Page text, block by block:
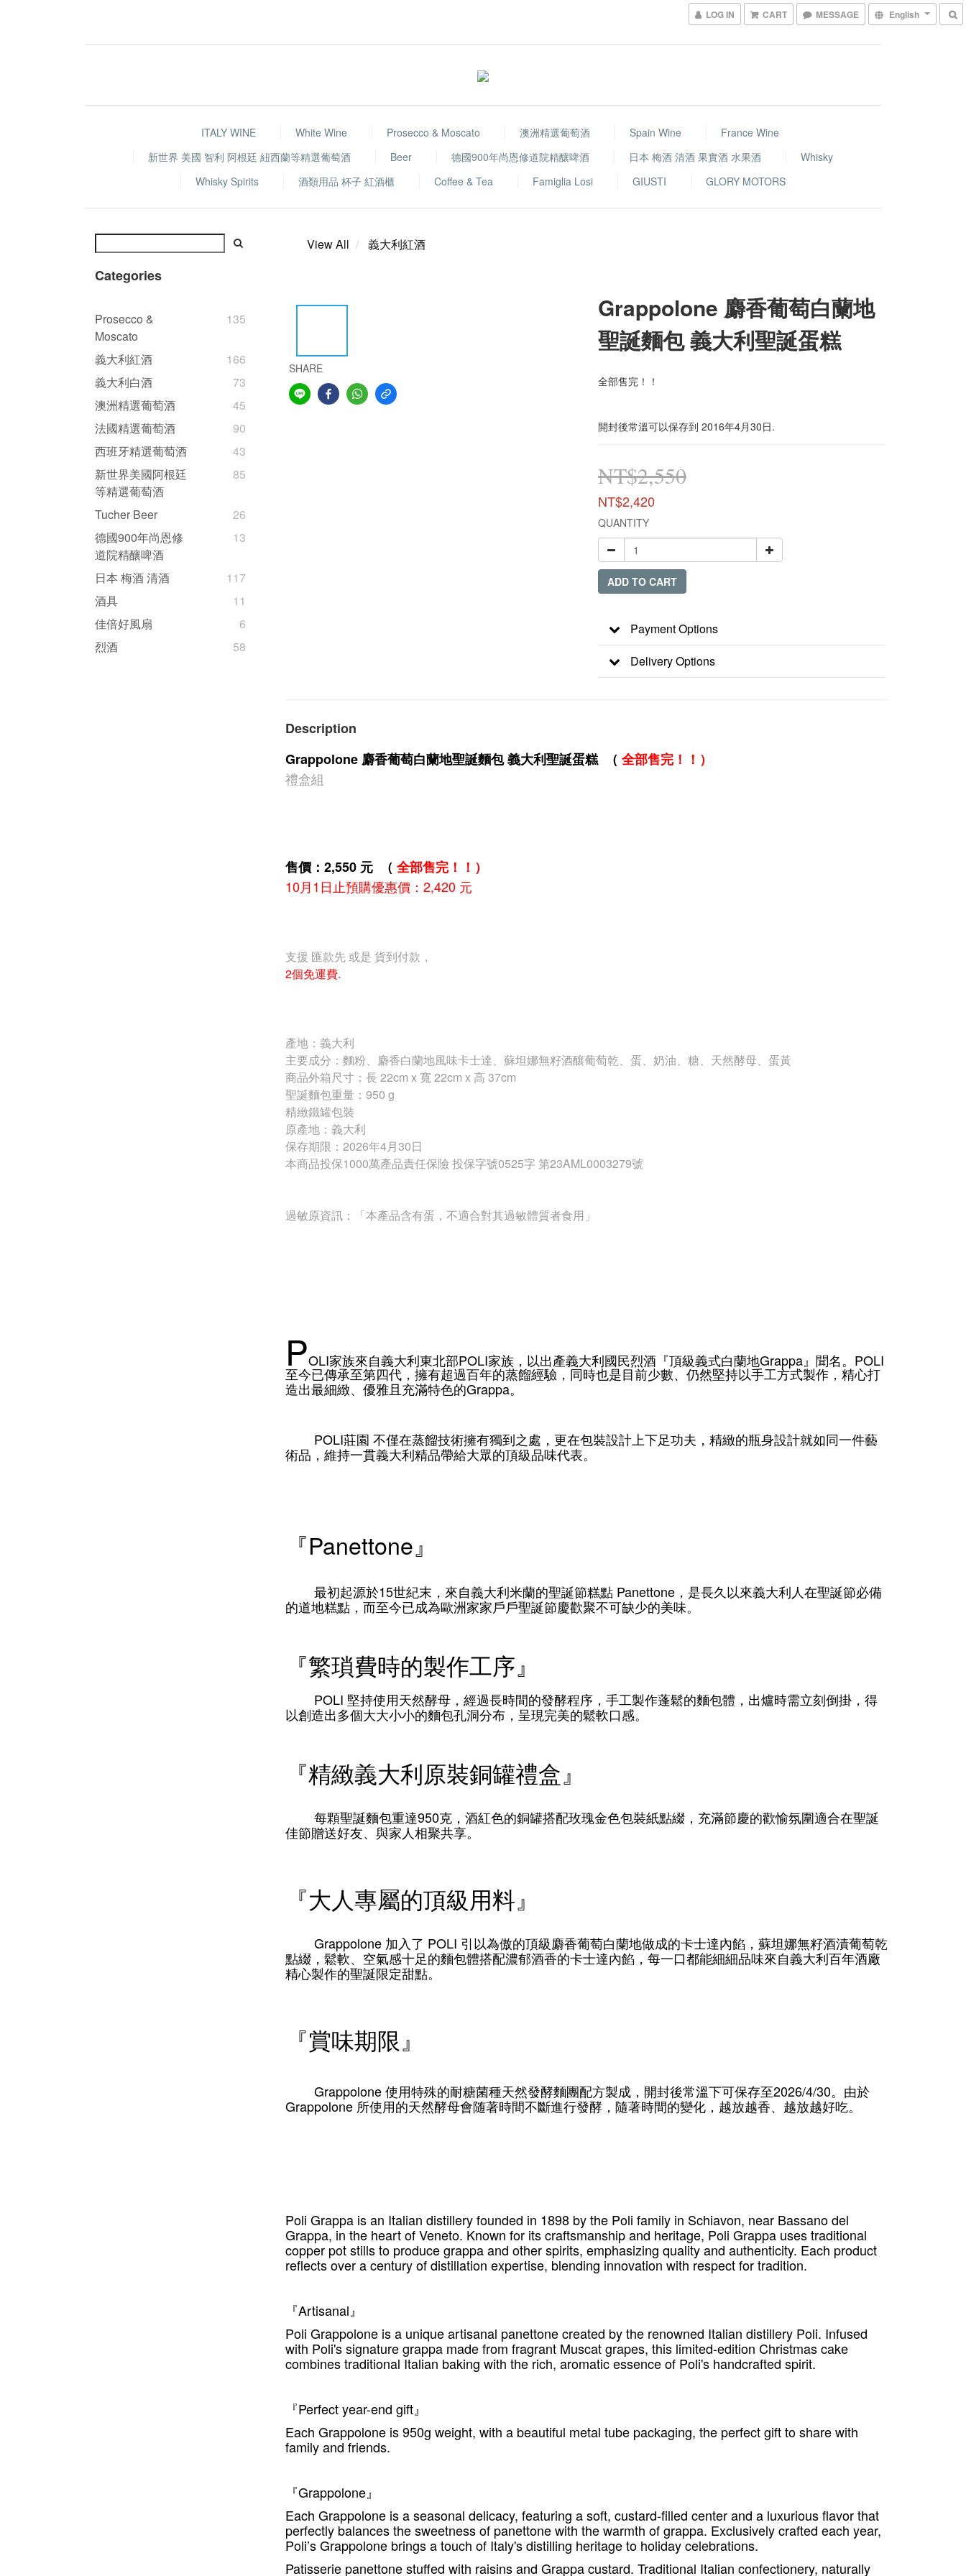
LOG IN CART MESSAGE English
ITALY WINE White Wine Prosecco & Moscato 澳洲精選葡萄酒 Spain Wine
France Wine
新世界 美國 智利 阿根廷 紐西蘭等精選葡萄酒
Beer 德國900年尚恩修道院精釀啤酒 日本 梅酒 清酒 果實酒 水果酒
Whisky
Whisky Spirits
酒類用品 杯子 紅酒櫃 Coffee & Tea Famiglia Losi GIUSTI GLORY MOTORS
Categories
Prosecco &
Moscato
135
義大利紅酒
166
義大利白酒
73
澳洲精選葡萄酒
45
法國精選葡萄酒
90
西班牙精選葡萄酒
43
新世界美國阿根廷
等精選葡萄酒
85
Tucher Beer
26
德國900年尚恩修
道院精釀啤酒
13
日本 梅酒 清酒
117
酒具
11
佳倍好風扇
6
烈酒
58
View All 義大利紅酒
SHARE
Grappolone 麝香葡萄白蘭地
聖誕麵包 義大利聖誕蛋糕
全部售完！！
開封後常溫可以保存到 2016年4月30日.
NT$2,550
NT$2,420
QUANTITY
ADD TO CART
Payment Options
Delivery Options
Description
Grappolone 麝香葡萄白蘭地聖誕麵包 義大利聖誕蛋糕 （ 全部售完！！ ）
禮盒組
售價：2,550 元 （ 全部售完！！ ）
10月1日止預購優惠價：2,420 元
支援 匯款先 或是 貨到付款，
2個免運費.
產地：義大利
主要成分：麵粉、麝香白蘭地風味卡士達、蘇坦娜無籽酒釀葡萄乾、蛋、奶油、糖、天然酵母、蛋黃
商品外箱尺寸：長 22cm x 寬 22cm x 高 37cm
聖誕麵包重量：950 g
精緻鐵罐包裝
原產地：義大利
保存期限：2026年4月30日
本商品投保1000萬產品責任保險 投保字號0525字 第23AML0003279號
過敏原資訊：「本產品含有蛋，不適合對其過敏體質者食用」
POLI家族來自義大利東北部POLI家族，以出產義大利國民烈酒『頂級義式白蘭地Grappa』聞名。 POLI
至今已傳承至第四代，擁有超過百年的蒸餾經驗，同時也是目前少數、仍然堅持以手工方式製作，精心打
造出最細緻、優雅且充滿特色的Grappa。
POLI莊園 不僅在蒸餾技術擁有獨到之處，更在包裝設計上下足功夫，精緻的瓶身設計就如同一件藝
術品，維持一貫義大利精品帶給大眾的頂級品味代表。
『Panettone 』
最初起源於15世紀末，來自義大利米蘭的聖誕節糕點 Panettone ，是長久以來義大利人在聖誕節必備
的道地糕點，而至今已成為歐洲家家戶戶聖誕節慶歡聚不可缺少的美味。
『繁瑣費時的製作工序』
POLI 堅持使用天然酵母，經過長時間的發酵程序，手工製作蓬鬆的麵包體，出爐時需立刻倒掛，得
以創造出多個大大小小的麵包孔洞分布，呈現完美的鬆軟口感。
『精緻義大利原裝銅罐禮盒』
每顆聖誕麵包重達950克，酒紅色的銅罐搭配玫瑰金色包裝紙點綴，充滿節慶的歡愉氛圍適合在聖誕
佳節贈送好友、與家人相聚共享。
『大人專屬的頂級用料』
Grappolone 加入了 POLI 引以為傲的頂級麝香葡萄白蘭地做成的卡士達內餡，蘇坦娜無籽酒漬葡萄乾
點綴，鬆軟、空氣感十足的麵包體搭配濃郁酒香的卡士達內餡，每一口都能細細品味來自義大利百年酒廠
精心製作的聖誕限定甜點。
『賞味期限』
Grappolone 使用特殊的耐糖菌種天然發酵麵團配方製成，開封後常溫下可保存至2026/4/30。由於
Grappolone 所使用的天然酵母會随著時間不斷進行發酵，隨著時間的變化，越放越香、越放越好吃。
Poli Grappa is an Italian distillery founded in 1898 by the Poli family in Schiavon, near Bassano del
Grappa, in the heart of Veneto. Known for its craftsmanship and heritage, Poli Grappa uses traditional
copper pot stills to produce grappa and other spirits, emphasizing quality and authenticity. Each product
reflects over a century of distillation expertise, blending innovation with respect for tradition.
『Artisanal』
Poli Grappolone is a unique artisanal panettone created by the renowned Italian distillery Poli. Infused
with Poli's signature grappa made from fragrant Muscat grapes, this limited-edition Christmas cake
combines traditional Italian baking with the rich, aromatic essence of Poli's handcrafted spirit.
『Perfect year-end gift』
Each Grappolone is 950g weight, with a beautiful metal tube packaging, the perfect gift to share with
family and friends.
『Grappolone』
Each Grappolone is a seasonal delicacy, featuring a soft, custard-filled center and a luxurious flavor that
perfectly balances the sweetness of panettone with the warmth of grappa. Exclusively crafted each year,
Poli’s Grappolone brings a touch of Italy's distilling heritage to holiday celebrations.
Patisserie panettone stuffed with raisins and Grappa custard. Traditional Italian confectionery, naturally